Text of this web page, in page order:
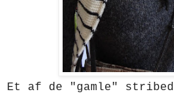
Et af de "gamle"